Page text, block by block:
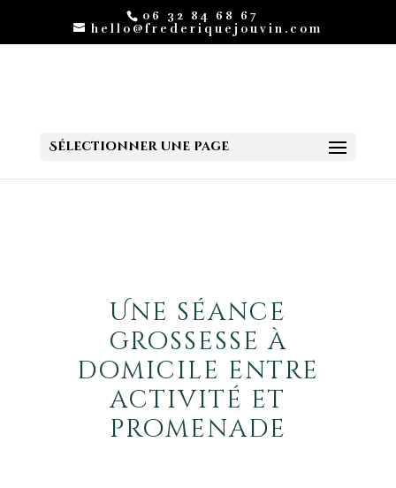
06 32 84 68 67
hello@frederiquejouvin.com
Sélectionner une page
Une séance
grossesse à
domicile entre
activité et
promenade